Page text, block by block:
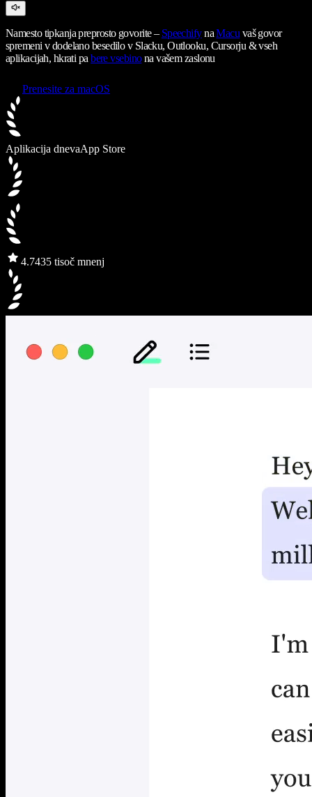
Namesto tipkanja preprosto govorite – SpeechifynaMacu vaš govor
spremeni v dodelano besedilo v Slacku, Outlooku, Cursorju & vseh
aplikacijah, hkrati pabere vsebinona vašem zaslonu
Prenesite za macOS
Aplikacija dnevaApp Store
4.7435 tisoč mnenj